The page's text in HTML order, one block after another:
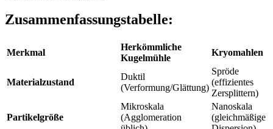
Zusammenfassungstabelle:
Merkmal
Herkömmliche
Kugelmühle
Kryomahlen
Materialzustand
Duktil
(Verformung/Glättung)
Spröde
(effizientes
Zersplittern)
Partikelgröße
Mikroskala
(Agglomeration
Nanoskala
(gleichmäßige